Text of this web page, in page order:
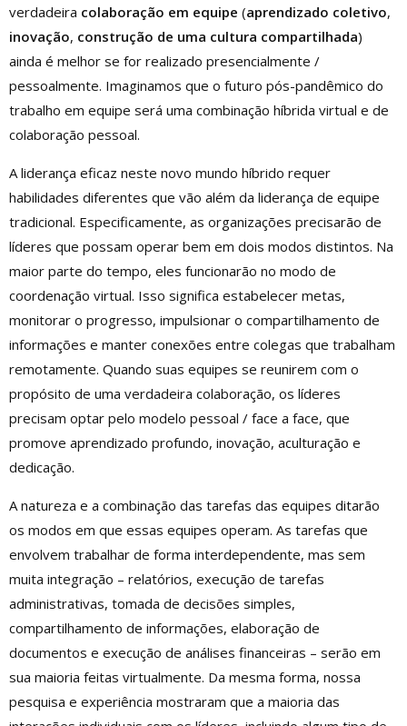
verdadeira colaboração em equipe (aprendizado coletivo,
inovação, construção de uma cultura compartilhada)
ainda é melhor se for realizado presencialmente /
pessoalmente. Imaginamos que o futuro pós-pandêmico do
trabalho em equipe será uma combinação híbrida virtual e de
colaboração pessoal.
A liderança eficaz neste novo mundo híbrido requer
habilidades diferentes que vão além da liderança de equipe
tradicional. Especificamente, as organizações precisarão de
líderes que possam operar bem em dois modos distintos. Na
maior parte do tempo, eles funcionarão no modo de
coordenação virtual. Isso significa estabelecer metas,
monitorar o progresso, impulsionar o compartilhamento de
informações e manter conexões entre colegas que trabalham
remotamente. Quando suas equipes se reunirem com o
propósito de uma verdadeira colaboração, os líderes
precisam optar pelo modelo pessoal / face a face, que
promove aprendizado profundo, inovação, aculturação e
dedicação.
A natureza e a combinação das tarefas das equipes ditarão
os modos em que essas equipes operam. As tarefas que
envolvem trabalhar de forma interdependente, mas sem
muita integração – relatórios, execução de tarefas
administrativas, tomada de decisões simples,
compartilhamento de informações, elaboração de
documentos e execução de análises financeiras – serão em
sua maioria feitas virtualmente. Da mesma forma, nossa
pesquisa e experiência mostraram que a maioria das